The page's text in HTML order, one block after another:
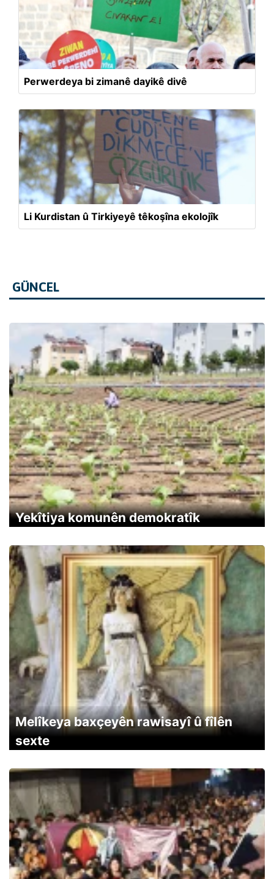
Perwerdeya bi zimanê dayikê divê
Li Kurdistan û Tirkiyeyê têkoşîna ekolojîk
GÜNCEL
Yekîtiya komunên demokratîk
Melîkeya baxçeyên rawisayî û fîlên
sexte